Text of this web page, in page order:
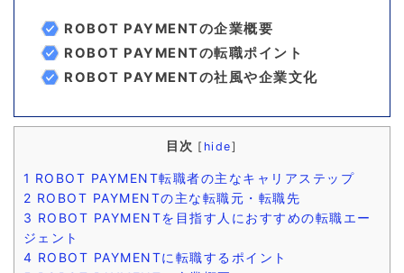
ROBOT PAYMENTの企業概要
ROBOT PAYMENTの転職ポイント
ROBOT PAYMENTの社風や企業文化
目次 [ hide]
1 ROBOT PAYMENT転職者の主なキャリアステップ
2 ROBOT PAYMENTの主な転職元・転職先
3 ROBOT PAYMENTを目指す人におすすめの転職エー
ジェント
4 ROBOT PAYMENTに転職するポイント